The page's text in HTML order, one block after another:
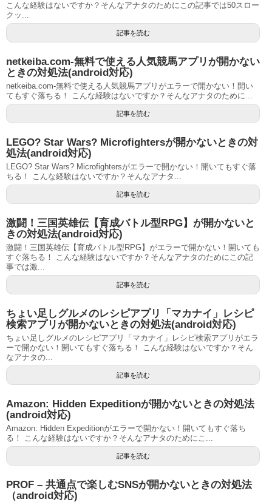
こんな経験はないですか？そんなアナタのためにこの記事では50スロー
クッ...
記事を読む
netkeiba.com-無料で使える人気競馬アプリが開かない
ときの対処法(android対応)
netkeiba.com-無料で使える人気競馬アプリがエラーで開かない！開い
てもすぐ落ちる！ こんな経験はないですか？そんなアナタのために...
記事を読む
LEGO? Star Wars? Microfightersが開かないときの対
処法(android対応)
LEGO? Star Wars? Microfightersがエラーで開かない！開いてもすぐ落
ちる！ こんな経験はないですか？そんなアナタ...
記事を読む
激闘！三国英雄伝【育成バトル型RPG】が開かないと
きの対処法(android対応)
激闘！三国英雄伝【育成バトル型RPG】がエラーで開かない！開いても
すぐ落ちる！ こんな経験はないですか？そんなアナタのためにこの記
事では激...
記事を読む
ちょい足しグルメのレシピアプリ「マカナイ」レシピ
検索アプリが開かないときの対処法(android対応)
ちょい足しグルメのレシピアプリ「マカナイ」レシピ検索アプリがエラ
ーで開かない！開いてもすぐ落ちる！ こんな経験はないですか？そん
なアナタの...
記事を読む
Amazon: Hidden Expeditionが開かないときの対処法
(android対応)
Amazon: Hidden Expeditionがエラーで開かない！開いてもすぐ落ち
る！ こんな経験はないですか？そんなアナタのためにこ...
記事を読む
PROF – 共通点で楽しむSNSが開かないときの対処法
（android対応)